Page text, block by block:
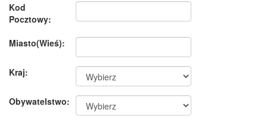
Kod
Pocztowy:
Miasto(Wieś):
Kraj:
Obywatelstwo: